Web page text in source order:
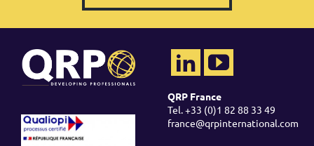
QRP France
Tel. +33 (0)1 82 88 33 49
france@qrpinternational.com